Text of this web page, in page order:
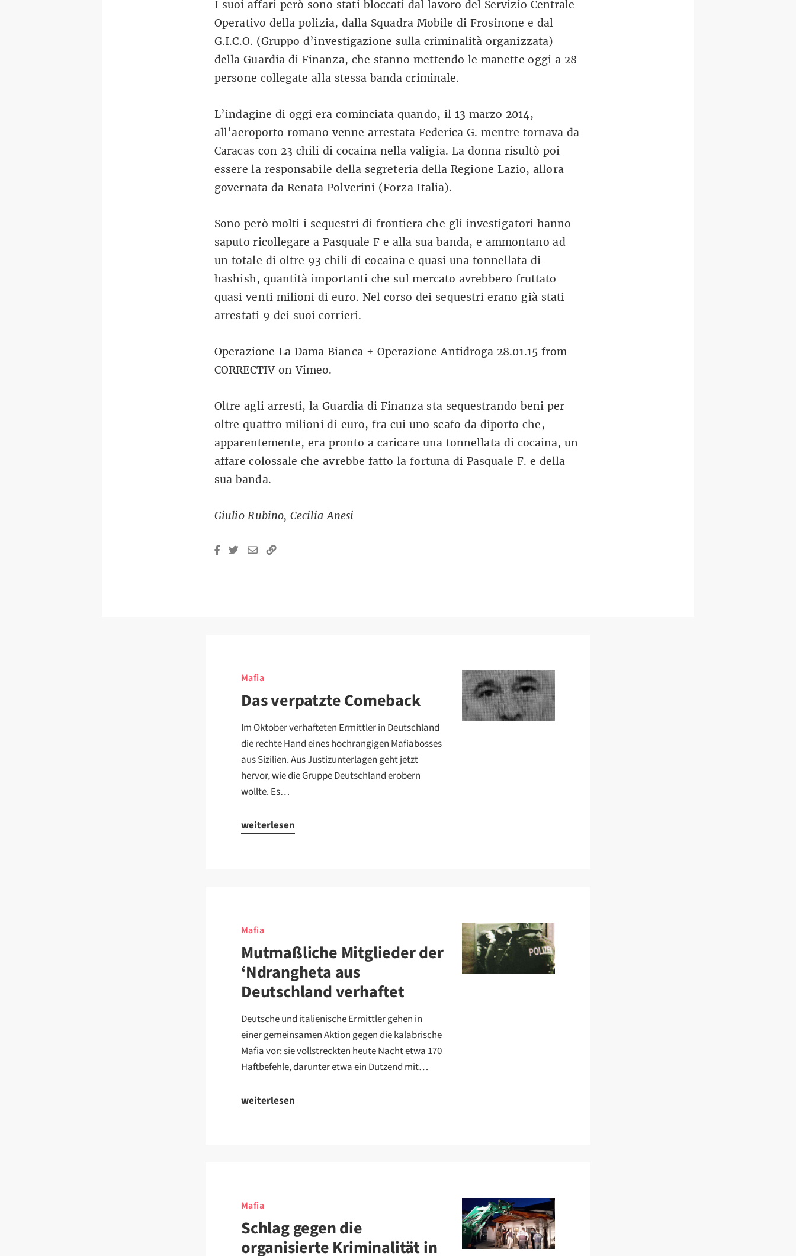
I suoi affari però sono stati bloccati dal lavoro del Servizio Centrale
Operativo della polizia, dalla Squadra Mobile di Frosinone e dal
G.I.C.O. (Gruppo d’investigazione sulla criminalità organizzata)
della Guardia di Finanza, che stanno mettendo le manette oggi a 28
persone collegate alla stessa banda criminale.
L’indagine di oggi era cominciata quando, il 13 marzo 2014,
all’aeroporto romano venne arrestata Federica G. mentre tornava da
Caracas con 23 chili di cocaina nella valigia. La donna risultò poi
essere la responsabile della segreteria della Regione Lazio, allora
governata da Renata Polverini (Forza Italia).
Sono però molti i sequestri di frontiera che gli investigatori hanno
saputo ricollegare a Pasquale F e alla sua banda, e ammontano ad
un totale di oltre 93 chili di cocaina e quasi una tonnellata di
hashish, quantità importanti che sul mercato avrebbero fruttato
quasi venti milioni di euro. Nel corso dei sequestri erano già stati
arrestati 9 dei suoi corrieri.
Operazione La Dama Bianca + Operazione Antidroga 28.01.15from
CORRECTIVonVimeo.
Oltre agli arresti, la Guardia di Finanza sta sequestrando beni per
oltre quattro milioni di euro, fra cui uno scafo da diporto che,
apparentemente, era pronto a caricare una tonnellata di cocaina, un
affare colossale che avrebbe fatto la fortuna di Pasquale F. e della
sua banda.
Giulio Rubino, Cecilia Anesi
Mafia
Das verpatzte Comeback
Im Oktober verhafteten Ermittler in Deutschland
die rechte Hand eines hochrangigen Mafiabosses
aus Sizilien. Aus Justizunterlagen geht jetzt
hervor, wie die Gruppe Deutschland erobern
wollte. Es…
weiterlesen
Mafia
Mutmaßliche Mitglieder der
‘Ndrangheta aus
Deutschland verhaftet
Deutsche und italienische Ermittler gehen in
einer gemeinsamen Aktion gegen die kalabrische
Mafia vor: sie vollstreckten heute Nacht etwa 170
Haftbefehle, darunter etwa ein Dutzend mit…
weiterlesen
Mafia
Schlag gegen die
organisierte Kriminalität in